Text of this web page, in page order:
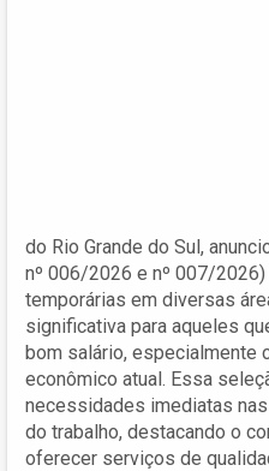
do Rio Grande do Sul,
nº 006/2026 e nº 007/
temporárias em diversas
significativa para aqueles
bom salário, especialmente
econômico atual. Essa
necessidades imediatas
do trabalho, destacando o
oferecer serviços de